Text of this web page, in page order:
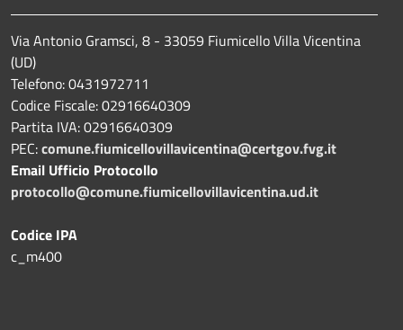
Via Antonio Gramsci, 8 - 33059 Fiumicello Villa Vicentina
(UD)
Telefono: 0431972711
Codice Fiscale: 02916640309
Partita IVA: 02916640309
PEC:comune.fiumicellovillavicentina@certgov.fvg.it
Email Ufficio Protocollo
protocollo@comune.fiumicellovillavicentina.ud.it
Codice IPA
c_m400